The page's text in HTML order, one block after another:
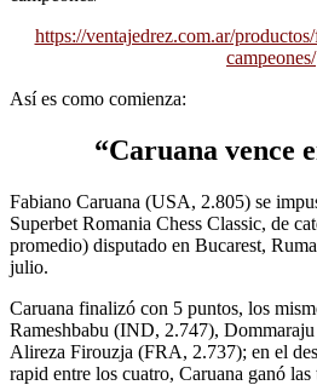
https://ventajedrez.com.ar/
campeones/
Así es como comienza:
“Caruana vence
Fabiano Caruana (USA, 2.805) se
Superbet Romania Chess Classic, de
promedio) disputado en Bucarest,
julio.
Caruana finalizó con 5 puntos, los
Rameshbabu (IND, 2.747),
Alireza Firouzja (FRA, 2.737); en el
rapid entre los cuatro, Caruana ganó las